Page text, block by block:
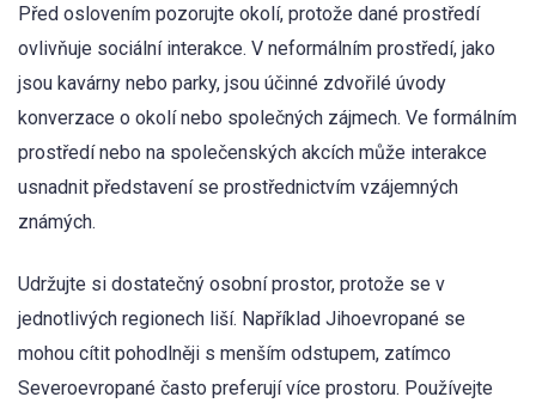
Před oslovením pozorujte okolí, protože dané prostředí
ovlivňuje sociální interakce. V neformálním prostředí, jako
jsou kavárny nebo parky, jsou účinné zdvořilé úvody
konverzace o okolí nebo společných zájmech. Ve formálním
prostředí nebo na společenských akcích může interakce
usnadnit představení se prostřednictvím vzájemných
známých.
Udržujte si dostatečný osobní prostor, protože se v
jednotlivých regionech liší. Například Jihoevropané se
mohou cítit pohodlněji s menším odstupem, zatímco
Severoevropané často preferují více prostoru. Používejte